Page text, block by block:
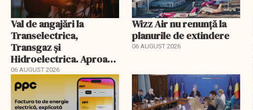
Val de angajări la
Transelectrica,
Transgaz și
Hidroelectrica. Aproape
400 de posturi aprobate
06 AUGUST 2026
Wizz Air nu renunță la
planurile de extindere
06 AUGUST 2026